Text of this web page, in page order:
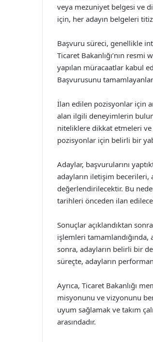
veya mezuniyet belgesi ve
için, her adayın belgeleri
Başvuru süreci, genellikle
Ticaret Bakanlığı’nın resmi
yapılan müracaatlar kabul
Başvurusunu
İlan edilen pozisyonlar için
alan ilgili deneyimlerin
niteliklere dikkat etmeleri ve
pozisyonlar için belirli bir
Adaylar, başvurularını
adayların iletişim
değerlendirilecektir. Bu
tarihleri önceden ilan
Sonuçlar açıklandıktan
işlemleri
sonra, adayların belirli bir
süreçte, adayların
Ayrıca, Ticaret Bakanlığı
misyonunu ve vizyonunu
uyum sağlamak ve takım
arasındadır.